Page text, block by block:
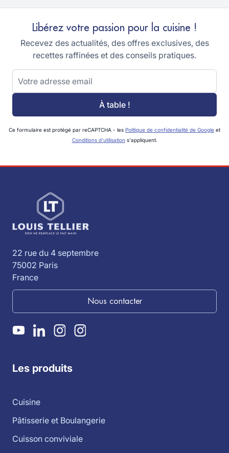
Libérez votre passion pour la cuisine !
Recevez des actualités, des offres exclusives, des
recettes raffinées et des conseils pratiques.
Adresse email
À table !
Ce formulaire est protégé par reCAPTCHA - les Politique de confidentialité de Google et
Conditions d'utilisation s'appliquent.
22 rue du 4 septembre
75002 Paris
France
Nous contacter
Les produits
Cuisine
Pâtisserie et Boulangerie
Cuisson conviviale